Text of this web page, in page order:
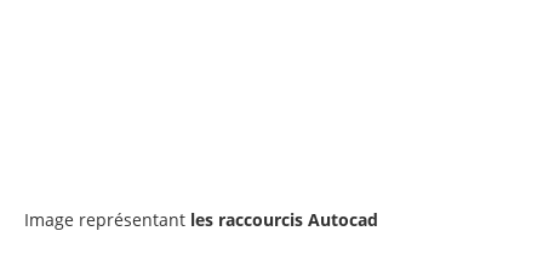
Image représentant les raccourcis Autocad